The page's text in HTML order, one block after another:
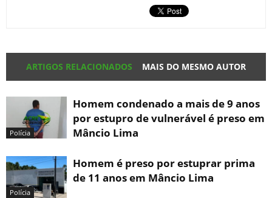
ARTIGOS RELACIONADOS MAIS DO MESMO AUTOR
Polícia
Homem condenado a mais de 9 anos
por estupro de vulnerável é preso em
Mâncio Lima
Polícia
Homem é preso por estuprar prima
de 11 anos em Mâncio Lima